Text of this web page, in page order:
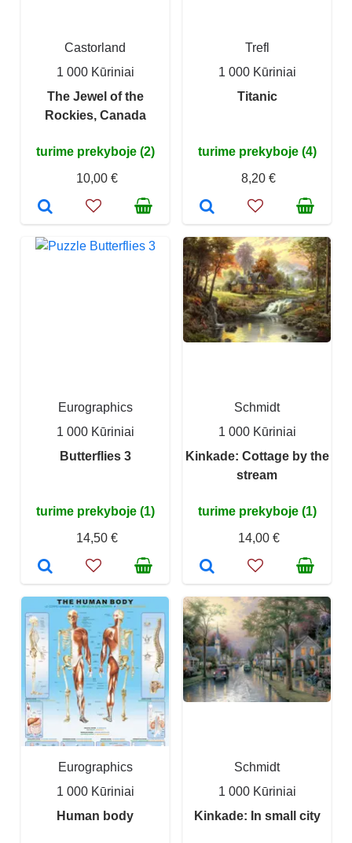
Castorland
1 000 Kūriniai
The Jewel of the
Rockies, Canada
turime prekyboje (2)
10,00 €
Trefl
1 000 Kūriniai
Titanic
turime prekyboje (4)
8,20 €
Eurographics
1 000 Kūriniai
Butterflies 3
turime prekyboje (1)
14,50 €
Schmidt
1 000 Kūriniai
Kinkade: Cottage by the
stream
turime prekyboje (1)
14,00 €
Eurographics
1 000 Kūriniai
Human body
Schmidt
1 000 Kūriniai
Kinkade: In small city